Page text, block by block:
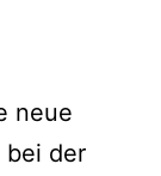
neue
bei der